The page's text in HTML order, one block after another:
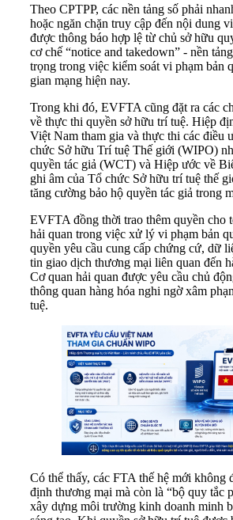
Theo CPTPP, các nền tảng số phải
hoặc ngăn chặn truy cập đến nội dung
được thông báo hợp lệ từ chủ sở hữu
cơ chế “notice and takedown” - nền
trọng trong việc kiểm soát vi phạm bản
gian mạng hiện nay.
Trong khi đó, EVFTA cũng đặt ra các
về thực thi quyền sở hữu trí tuệ. Hiệp
Việt Nam tham gia và thực thi các điều
chức Sở hữu Trí tuệ Thế giới (WIPO)
quyền tác giả (WCT) và Hiệp ước về
ghi âm của Tổ chức Sở hữu trí tuệ thế
tăng cường bảo hộ quyền tác giả trong
EVFTA đồng thời trao thêm quyền cho
hải quan trong việc xử lý vi phạm bản
quyền yêu cầu cung cấp chứng cứ, dữ
tin giao dịch thương mại liên quan đến
Cơ quan hải quan được yêu cầu chủ
thông quan hàng hóa nghi ngờ xâm
tuệ.
Có thể thấy, các FTA thế hệ mới không
định thương mại mà còn là “bộ quy tắc
xây dựng môi trường kinh doanh minh